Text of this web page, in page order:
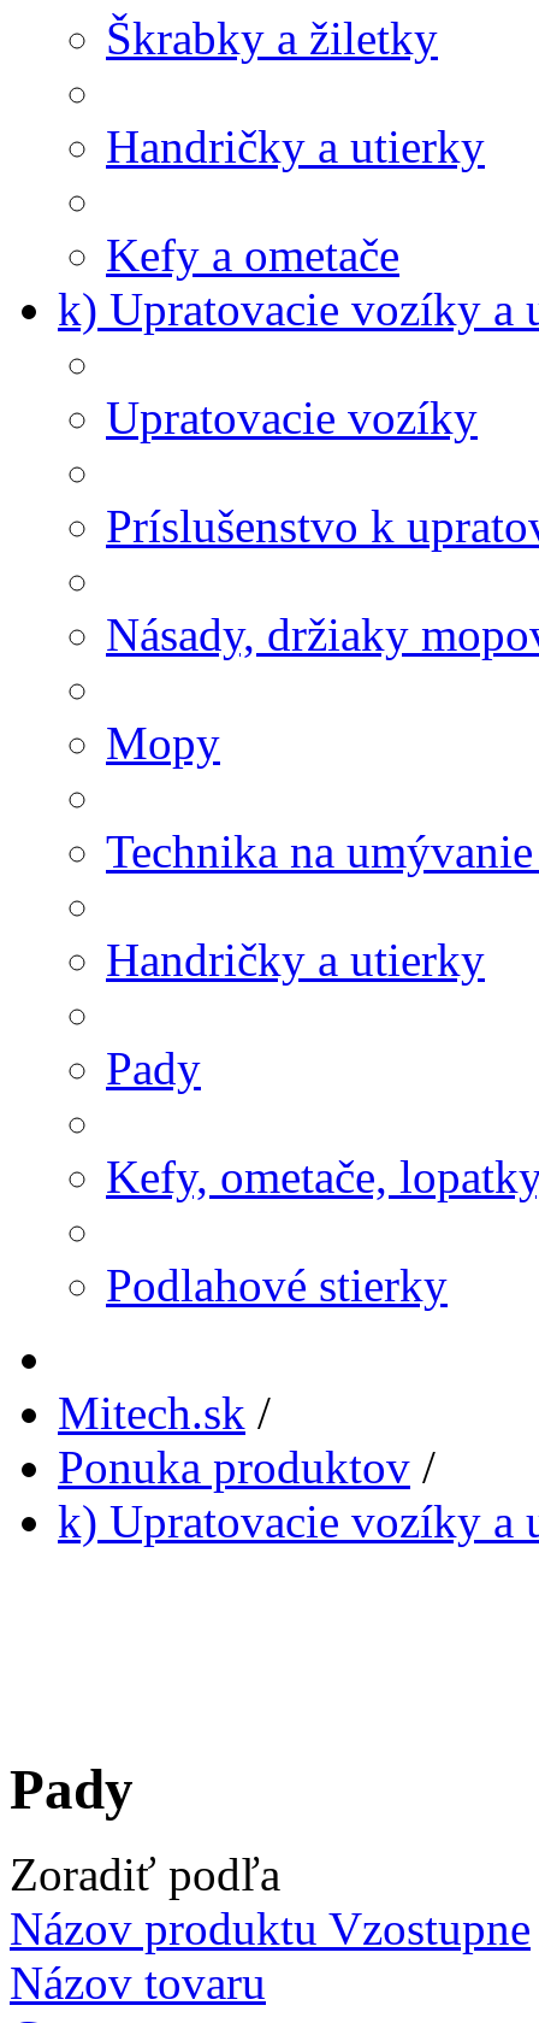
Škrabky a žiletky
Handričky a utierky
Kefy a ometače
k) Upratovacie vozíky a
Upratovacie vozíky
Príslušenstvo k
Násady, držiaky
Mopy
Technika na
Handričky a utierky
Pady
Kefy, ometače,
Podlahové stierky
Mitech.sk /
Ponuka produktov /
k) Upratovacie vozíky a
Pady
Zoradiť podľa
Názov produktu Vzostupne
Názov tovaru